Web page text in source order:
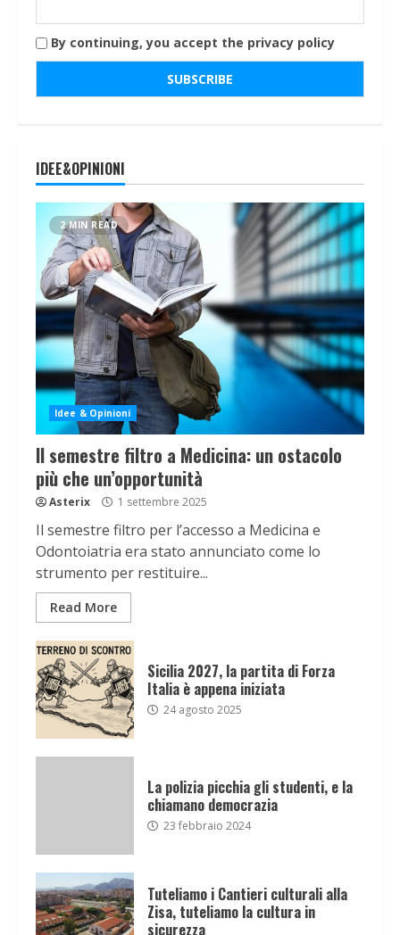
By continuing, you accept the privacy policy
IDEE&OPINIONI
2 MIN READ
Idee & Opinioni
Il semestre filtro a Medicina: un ostacolo
più che un’opportunità
Asterix 1 settembre 2025
Il semestre filtro per l’accesso a Medicina e
Odontoiatria era stato annunciato come lo
strumento per restituire...
Read More
Sicilia 2027, la partita di Forza
Italia è appena iniziata
24 agosto 2025
La polizia picchia gli studenti, e la
chiamano democrazia
23 febbraio 2024
Tuteliamo i Cantieri culturali alla
Zisa, tuteliamo la cultura in
sicurezza